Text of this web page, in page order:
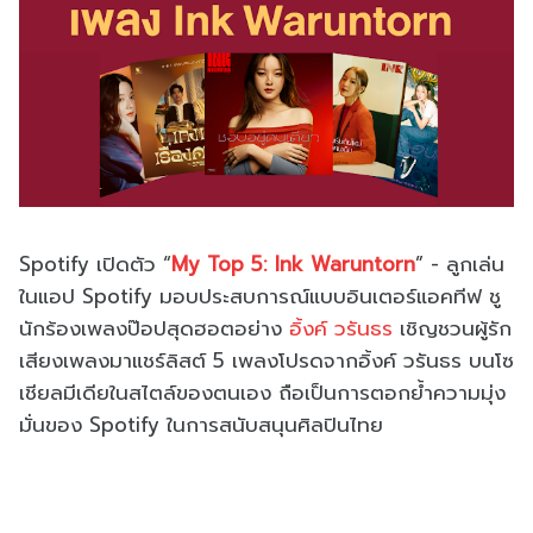
Spotify เปิดตัว “My Top 5: Ink Waruntorn” - ลูกเล่น
ในแอป Spotify มอบประสบการณ์แบบอินเตอร์แอคทีฟ ชู
นักร้องเพลงป๊อปสุดฮอตอย่าง อิ้งค์ วรันธร เชิญชวนผู้รัก
เสียงเพลงมาแชร์ลิสต์5 เพลงโปรดจากอิ้งค์ วรันธร บนโซ
เชียลมีเดียในสไตล์ของตนเอง ถือเป็นการตอกย้ำความมุ่ง
มั่นของ Spotifyในการสนับสนุนศิลปินไทย